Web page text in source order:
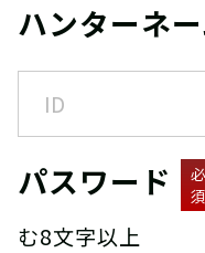
ハンターネ
パスワード
必
須
む8文字以上